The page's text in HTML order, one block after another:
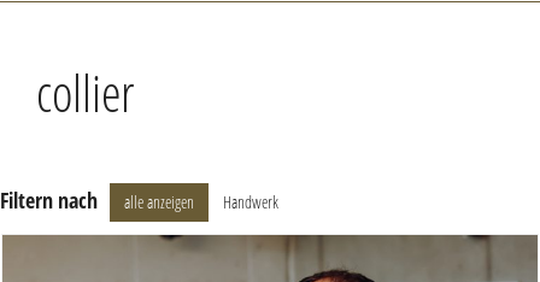
collier
Filtern nach alle anzeigen Handwerk